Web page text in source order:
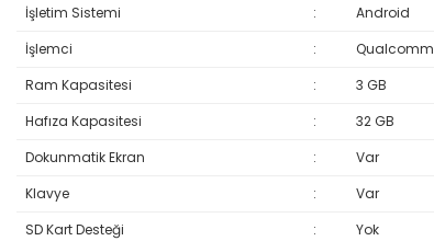
İşletim Sistemi
:
Android
İşlemci
:
Qualcomm
Ram Kapasitesi
:
3 GB
Hafıza Kapasitesi
:
32 GB
Dokunmatik Ekran
:
Var
Klavye
:
Var
SD Kart Desteği
:
Yok